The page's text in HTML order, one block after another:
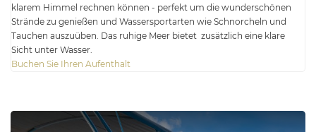
klarem Himmel rechnen können - perfekt um die wunderschönen
Strände zu genießen und Wassersportarten wie Schnorcheln und
Tauchen auszuüben. Das ruhige Meer bietet zusätzlich eine klare
Sicht unter Wasser.
Buchen Sie Ihren Aufenthalt